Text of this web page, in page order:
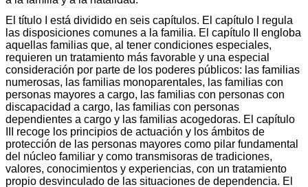
El título I está dividido en seis capítulos. El capítulo I regula
las disposiciones comunes a la familia. El capítulo II engloba
aquellas familias que, al tener condiciones especiales,
requieren un tratamiento más favorable y una especial
consideración por parte de los poderes públicos: las familias
numerosas, las familias monoparentales, las familias con
personas mayores a cargo, las familias con personas con
discapacidad a cargo, las familias con personas
dependientes a cargo y las familias acogedoras. El capítulo
III recoge los principios de actuación y los ámbitos de
protección de las personas mayores como pilar fundamental
del núcleo familiar y como transmisoras de tradiciones,
valores, conocimientos y experiencias, con un tratamiento
propio desvinculado de las situaciones de dependencia. El